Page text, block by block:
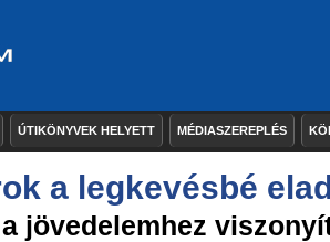
ÚTIKÖNYVEK HELYETT MÉDIASZEREPLÉS
a legkevésbé
jövedelemhez